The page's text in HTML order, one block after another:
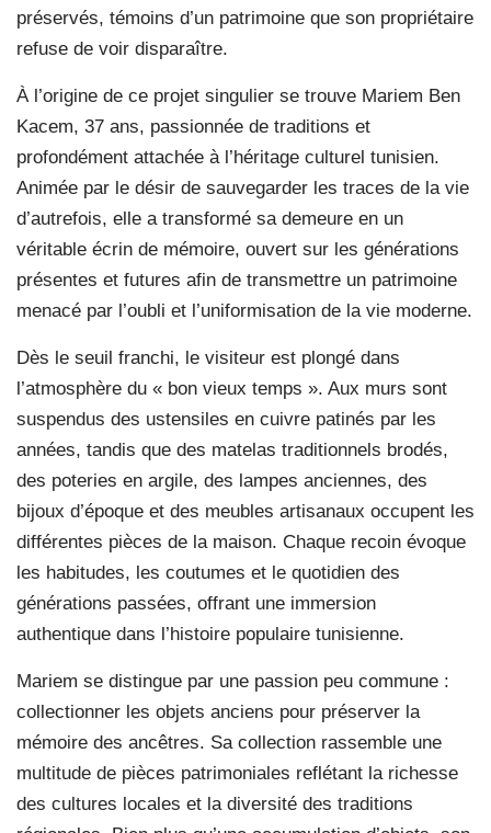
préservés, témoins d’un patrimoine que son propriétaire
refuse de voir disparaître.
À l’origine de ce projet singulier se trouve Mariem Ben
Kacem, 37 ans, passionnée de traditions et
profondément attachée à l’héritage culturel tunisien.
Animée par le désir de sauvegarder les traces de la vie
d’autrefois, elle a transformé sa demeure en un
véritable écrin de mémoire, ouvert sur les générations
présentes et futures afin de transmettre un patrimoine
menacé par l’oubli et l’uniformisation de la vie moderne.
Dès le seuil franchi, le visiteur est plongé dans
l’atmosphère du « bon vieux temps ». Aux murs sont
suspendus des ustensiles en cuivre patinés par les
années, tandis que des matelas traditionnels brodés,
des poteries en argile, des lampes anciennes, des
bijoux d’époque et des meubles artisanaux occupent les
différentes pièces de la maison. Chaque recoin évoque
les habitudes, les coutumes et le quotidien des
générations passées, offrant une immersion
authentique dans l’histoire populaire tunisienne.
Mariem se distingue par une passion peu commune :
collectionner les objets anciens pour préserver la
mémoire des ancêtres. Sa collection rassemble une
multitude de pièces patrimoniales reflétant la richesse
des cultures locales et la diversité des traditions